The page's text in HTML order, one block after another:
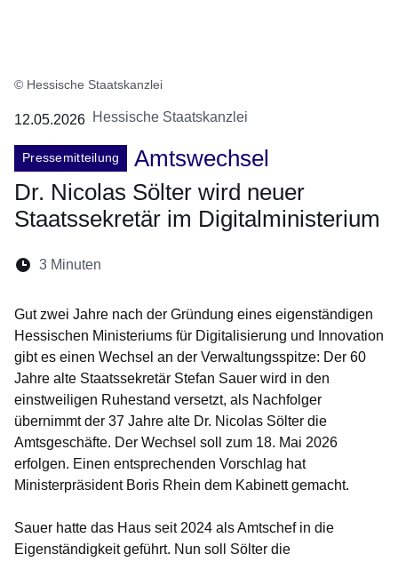
© Hessische Staatskanzlei
12.05.2026 Hessische Staatskanzlei
Pressemitteilung
Amtswechsel
Dr. Nicolas Sölter wird neuer
Staatssekretär im Digitalministerium
Lesedauer:
3 Minuten
Gut zwei Jahre nach der Gründung eines eigenständigen
Hessischen Ministeriums für Digitalisierung und Innovation
gibt es einen Wechsel an der Verwaltungsspitze: Der 60
Jahre alte Staatssekretär Stefan Sauer wird in den
einstweiligen Ruhestand versetzt, als Nachfolger
übernimmt der 37 Jahre alte Dr. Nicolas Sölter die
Amtsgeschäfte. Der Wechsel soll zum 18. Mai 2026
erfolgen. Einen entsprechenden Vorschlag hat
Ministerpräsident Boris Rhein dem Kabinett gemacht.
Sauer hatte das Haus seit 2024 als Amtschef in die
Eigenständigkeit geführt. Nun soll Sölter die